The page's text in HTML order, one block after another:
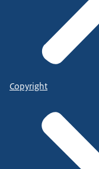
Copyright